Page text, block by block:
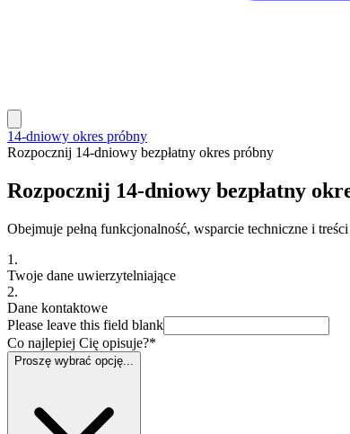
14-dniowy okres próbny
Rozpocznij 14-dniowy bezpłatny okres próbny
Rozpocznij 14-dniowy bezpłatny
Obejmuje pełną funkcjonalność, wsparcie techniczne i
1.
Twoje dane uwierzytelniające
2.
Dane kontaktowe
Please leave this field blank
Co najlepiej Cię opisuje?*
Proszę wybrać opcję...